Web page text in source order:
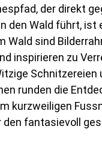
der direkt
den Wald führt, ist
Wald sind
inspirieren zu
Schnitzereien
runden die
kurzweiligen
den fantasievoll